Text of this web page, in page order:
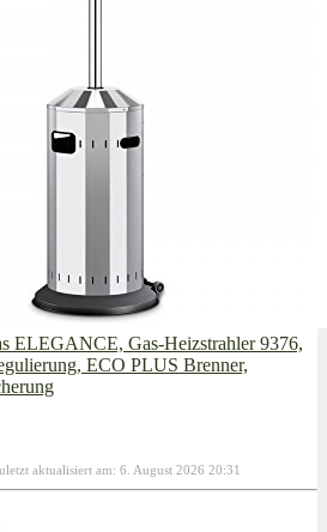
ELEGANCE, Gas-Heizstrahler 9376,
ECO PLUS Brenner,
aktualisiert am: 6. August 2026 20:31